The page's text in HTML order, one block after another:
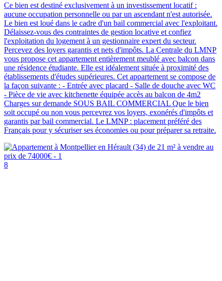
Ce bien est destiné exclusivement à un investissement locatif :
aucune occupation personnelle ou par un ascendant n'est autorisée.
Le bien est loué dans le cadre d'un bail commercial avec l'exploitant.
Délaissez-vous des contraintes de gestion locative et confiez
l'exploitation du logement à un gestionnaire expert du secteur.
Percevez des loyers garantis et nets d'impôts. La Centrale du LMNP
vous propose cet appartement entièrement meublé avec balcon dans
une résidence étudiante. Elle est idéalement située à proximité des
établissements d'études supérieures. Cet appartement se compose de
la façon suivante : - Entrée avec placard - Salle de douche avec WC
- Pièce de vie avec kitchenette équipée accès au balcon de 4m2
Charges sur demande SOUS BAIL COMMERCIAL Que le bien
soit occupé ou non vous percevrez vos loyers, exonérés d'impôts et
garantis par bail commercial. Le LMNP : placement préféré des
Français pour y sécuriser ses économies ou pour préparer sa retraite.
8